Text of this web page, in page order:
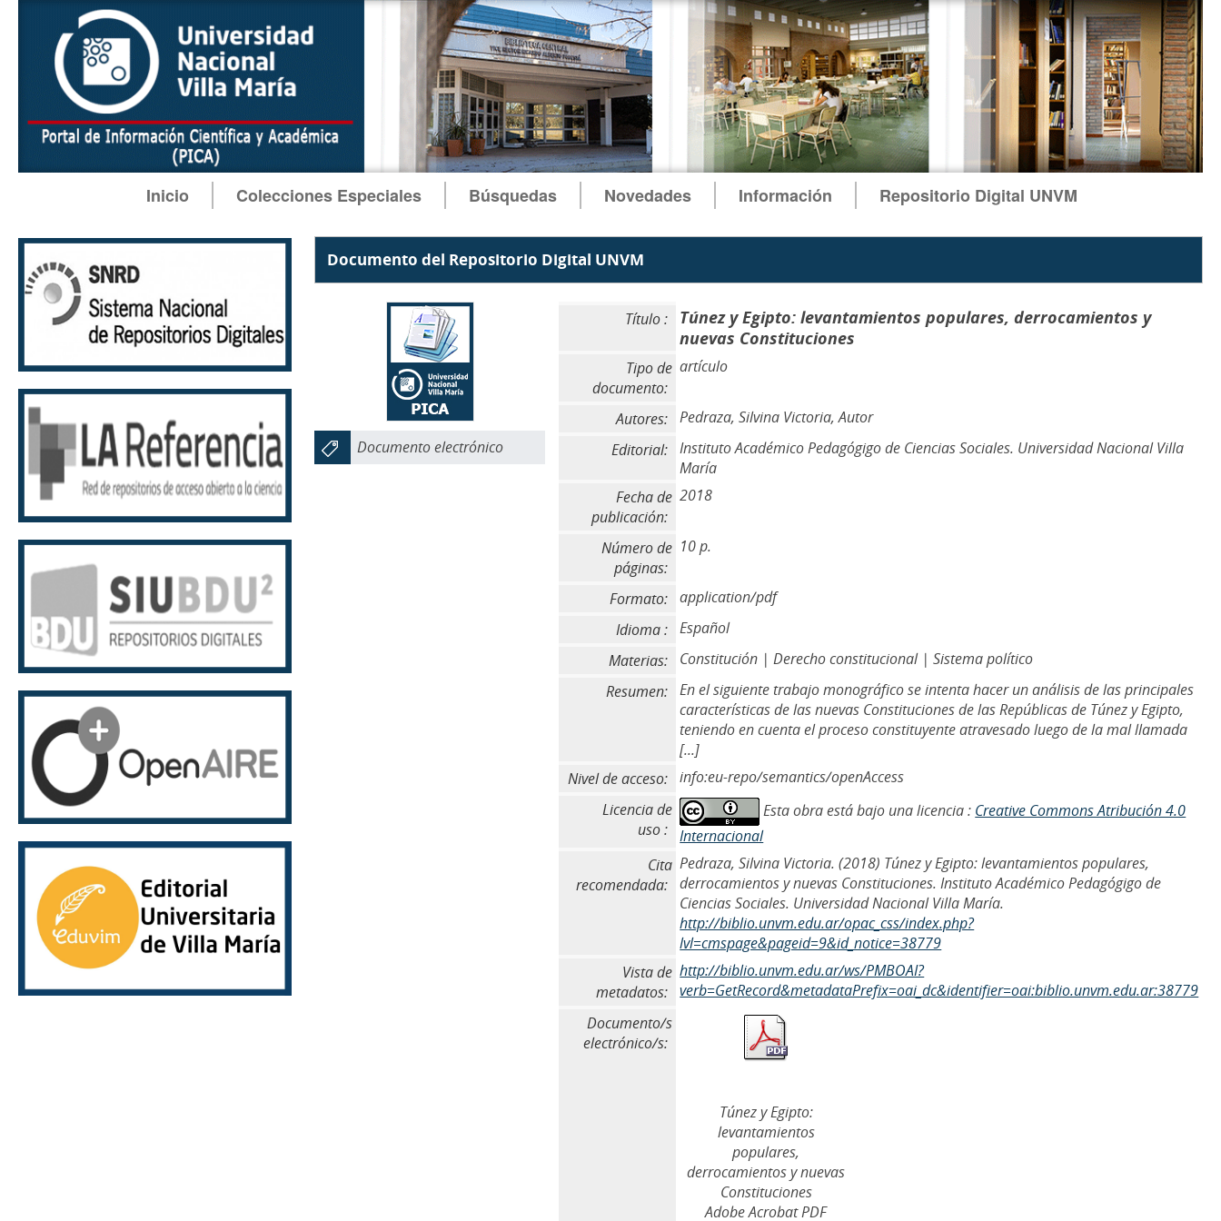
Inicio Colecciones Especiales Búsquedas Novedades Información Repositorio Digital UNVM
Documento del Repositorio Digital UNVM
Documento electrónico
Título :
Túnez y Egipto: levantamientos populares, derrocamientos y
nuevas Constituciones
Tipo de
documento:
artículo
Autores:
Pedraza, Silvina Victoria, Autor
Editorial:
Instituto Académico Pedagógigo de Ciencias Sociales. Universidad Nacional Villa
María
Fecha de
publicación:
2018
Número de
páginas:
10 p.
Formato:
application/pdf
Idioma :
Español
Materias:
Constitución | Derecho constitucional | Sistema político
Resumen:
En el siguiente trabajo monográfico se intenta hacer un análisis de las principales
características de las nuevas Constituciones de las Repúblicas de Túnez y Egipto,
teniendo en cuenta el proceso constituyente atravesado luego de la mal llamada
[...]
Nivel de acceso:
info:eu-repo/semantics/openAccess
Licencia de
uso :
Esta obra está bajo una licencia : Creative Commons Atribución 4.0
Internacional
Cita
recomendada:
Pedraza, Silvina Victoria. (2018) Túnez y Egipto: levantamientos populares,
derrocamientos y nuevas Constituciones. Instituto Académico Pedagógigo de
Ciencias Sociales. Universidad Nacional Villa María.
http://biblio.unvm.edu.ar/opac_css/index.php?
lvl=cmspage&pageid=9&id_notice=38779
Vista de
metadatos:
http://biblio.unvm.edu.ar/ws/PMBOAI?
verb=GetRecord&metadataPrefix=oai_dc&identifier=oai:biblio.unvm.edu.ar:38779
Documento/s
electrónico/s:
Túnez y Egipto:
levantamientos
populares,
derrocamientos y nuevas
Constituciones
Adobe Acrobat PDF